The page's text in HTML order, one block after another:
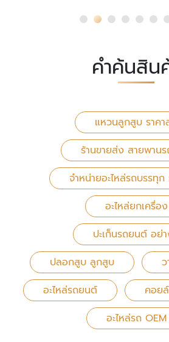
คำค้นสิน
แหวนลูกสูบ ราคา
ร้านขายส่ง สายพาน
จำหน่ายอะไหล่รถบรรทุ
อะไหล่ยกเครื่อง
ปะเก็นรถยนต์ อย่
ปลอกสูบ ลูกสูบ
อะไหล่รถยนต์
คอย
อะไหล่รถ OEM